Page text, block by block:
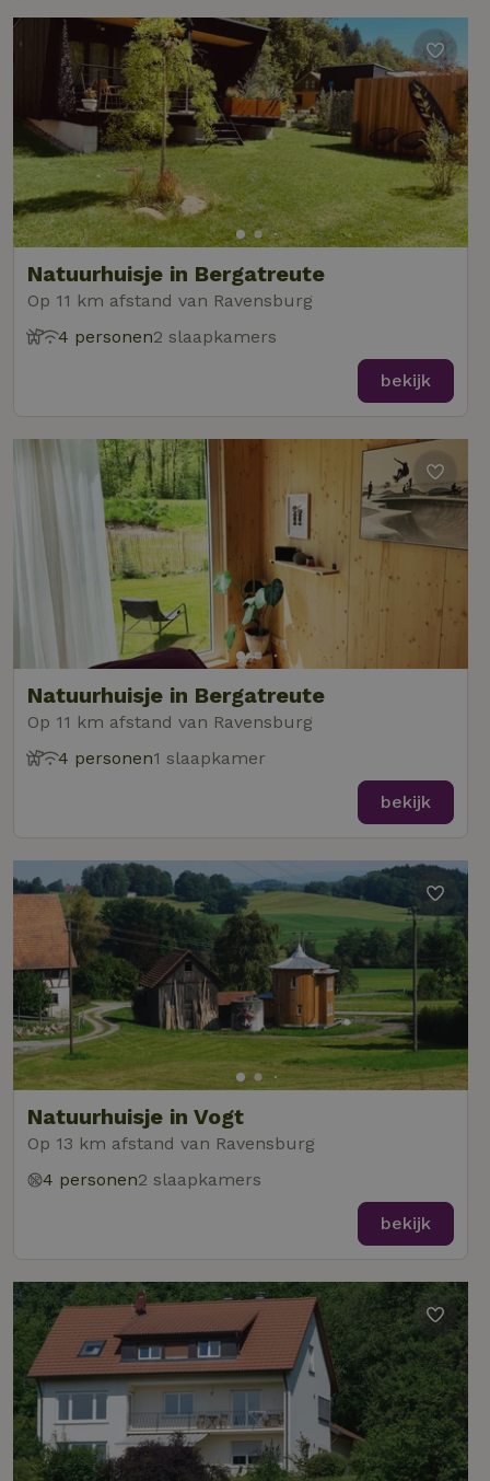
Natuurhuisje in Bergatreute
Op 11 km afstand van Ravensburg
4 personen2 slaapkamers
bekijk
Natuurhuisje in Bergatreute
Op 11 km afstand van Ravensburg
4 personen1 slaapkamer
bekijk
Natuurhuisje in Vogt
Op 13 km afstand van Ravensburg
4 personen2 slaapkamers
bekijk